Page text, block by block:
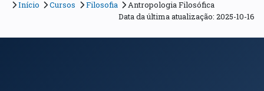
Início Cursos Filosofia
Antropologia Filosófica
Data da última atualização: 2025-10-16